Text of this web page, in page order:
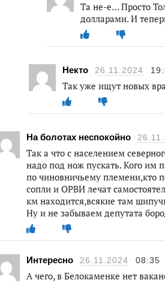
Та не-е… Просто
долларами. И
Некто 26.11.2024
Так уже ищут новых
На болотах неспокойно
Так а что с населением
надо под нож пускать. Кого им
по чиновничьему племени,кто
сопли и ОРВИ лечат
км находится,всякие там
Ну и не забываем депутата
Интересно 26.11.2024 08:35
А чего, в Белокаменке нет